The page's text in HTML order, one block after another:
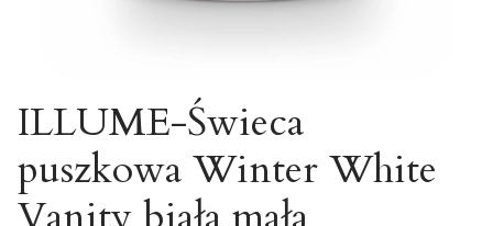
ILLUME-Świeca
puszkowa Winter White